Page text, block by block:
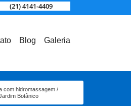
(21) 4141-4409
Blog Galeria
com hidromassagem
Botânico